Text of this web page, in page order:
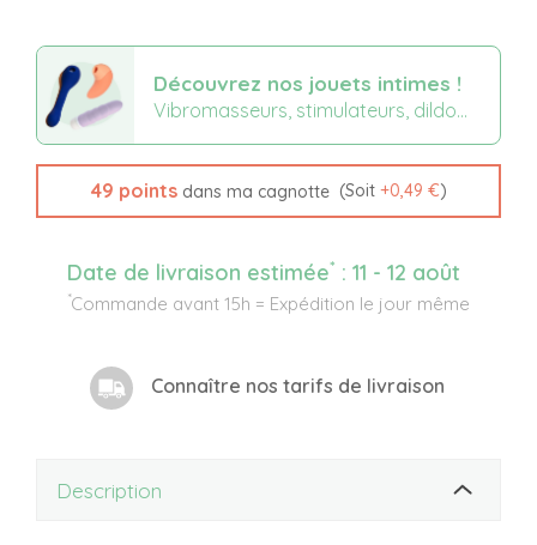
Découvrez nos jouets intimes !
Vibromasseurs, stimulateurs, dildo...
49 pointsdans ma cagnotte (Soit +0,49 €)
Date de livraison estimée* : 11 - 12 août
*Commande avant 15h = Expédition le jour même
Connaître nos tarifs de livraison
Description